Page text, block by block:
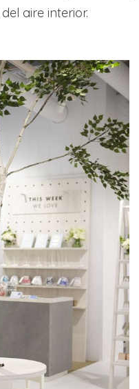
aire interior.